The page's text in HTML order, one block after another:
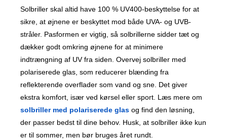
Solbriller skal altid have 100 % UV400-beskyttelse for at
sikre, at øjnene er beskyttet mod både UVA- og UVB-
stråler. Pasformen er vigtig, så solbrillerne sidder tæt og
dækker godt omkring øjnene for at minimere
indtrængning af UV fra siden. Overvej solbriller med
polariserede glas, som reducerer blænding fra
reflekterende overflader som vand og sne. Det giver
ekstra komfort, især ved kørsel eller sport. Læs mere om
solbriller med polariserede glas og find den løsning,
der passer bedst til dine behov. Husk, at solbriller ikke kun
er til sommer, men bør bruges året rundt.